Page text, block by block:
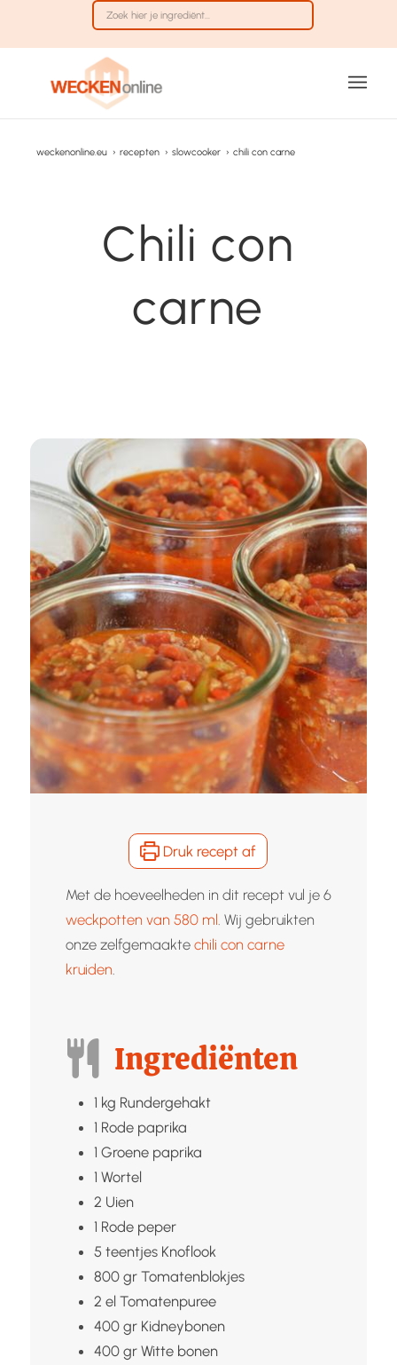
weckenonline.eu › recepten › slowcooker › chili con carne
Chili con
carne
Druk recept af
Met de hoeveelheden in dit recept vul je 6
weckpotten van 580 ml . Wij gebruikten
onze zelfgemaakte chili con carne
kruiden
Ingrediënten
1 kg Rundergehakt
1 Rode paprika
1 Groene paprika
1 Wortel
2 Uien
1 Rode peper
5 teentjes Knoflook
800 gr Tomatenblokjes
2 el Tomatenpuree
400 gr Kidneybonen
400 gr Witte bonen